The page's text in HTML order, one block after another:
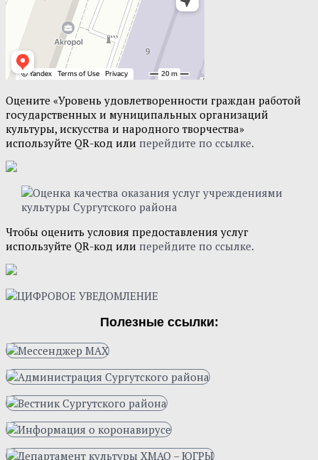
Оцените «Уровень удовлетворенности граждан работой
государственных и муниципальных организаций
культуры, искусства и народного творчества»
используйте QR-код или перейдите по ссылке.
Чтобы оценить условия предоставления услуг
используйте QR-код или перейдите по ссылке.
Полезные ссылки: